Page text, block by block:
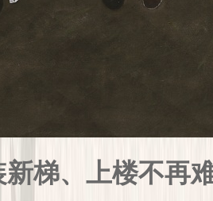
新梯、上楼不再